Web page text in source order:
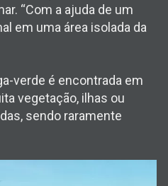
“Com a ajuda de um
em uma área isolada da
verde é encontrada em
vegetação, ilhas ou
sendo raramente